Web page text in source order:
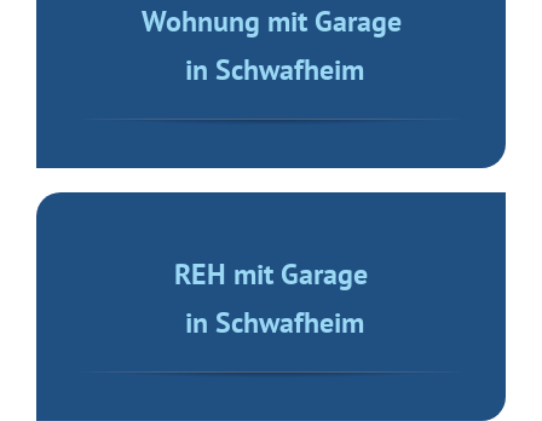
Wohnung mit Garage
in Schwafheim
REH mit Garage
in Schwafheim